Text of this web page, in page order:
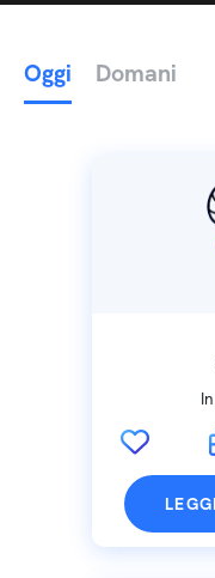
Oggi Domani